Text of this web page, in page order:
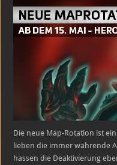
Map-
Rotation
ab
dem
15.
Die neue Map-Rotation ist
lieben die immer währende
hassen die Deaktivierung